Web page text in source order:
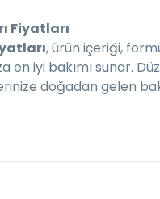
Fiyatları
, ürün içeriği,
en iyi bakımı sunar.
doğadan gelen